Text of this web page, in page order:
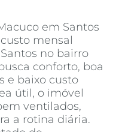
em Santos
mensal
no bairro
conforto, boa
e baixo custo
útil, o imóvel
ventilados,
a rotina diária.